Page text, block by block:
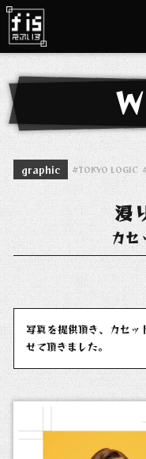
graphic TOKYO LOGIC
浸
カセ
写真を提供頂き、カセッ
せて頂きました。